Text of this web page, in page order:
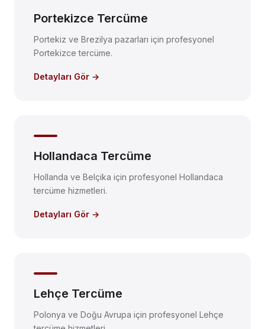
Portekizce Tercüme
Portekiz ve Brezilya pazarları için profesyonel
Portekizce tercüme.
Detayları Gör →
Hollandaca Tercüme
Hollanda ve Belçika için profesyonel Hollandaca
tercüme hizmetleri.
Detayları Gör →
Lehçe Tercüme
Polonya ve Doğu Avrupa için profesyonel Lehçe